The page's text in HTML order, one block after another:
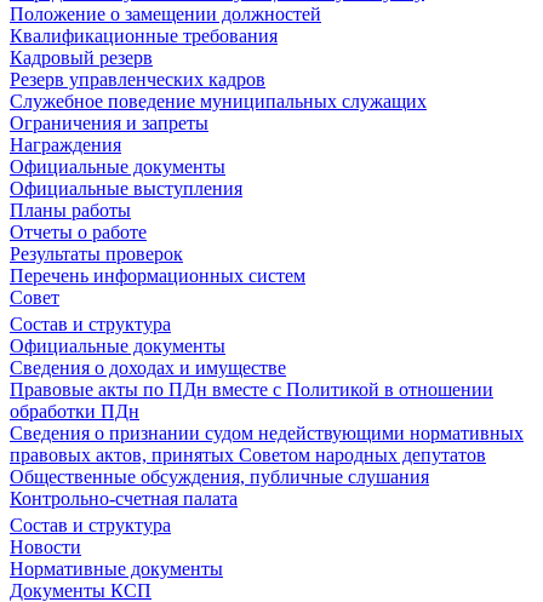
Положение о замещении должностей
Квалификационные требования
Кадровый резерв
Резерв управленческих кадров
Служебное поведение муниципальных служащих
Ограничения и запреты
Награждения
Официальные документы
Официальные выступления
Планы работы
Отчеты о работе
Результаты проверок
Перечень информационных систем
Совет
Состав и структура
Официальные документы
Сведения о доходах и имуществе
Правовые акты по ПДн вместе с Политикой в отношении
обработки ПДн
Сведения о признании судом недействующими нормативных
правовых актов, принятых Советом народных депутатов
Общественные обсуждения, публичные слушания
Контрольно-счетная палата
Состав и структура
Новости
Нормативные документы
Документы КСП